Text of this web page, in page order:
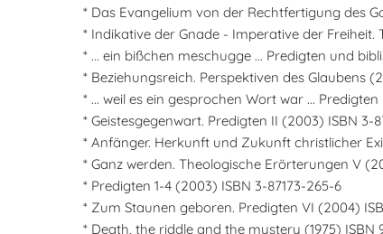
* Das Evangelium von der Rechtfertigung des
* Indikative der Gnade - Imperative der Freiheit.
* ... ein bißchen meschugge ... Predigten und
* Beziehungsreich. Perspektiven des Glaubens
* ... weil es ein gesprochen Wort war ... Predigten
* Geistesgegenwart. Predigten II (2003) ISBN 3-
* Anfänger. Herkunft und Zukunft christlicher
* Ganz werden. Theologische Erörterungen V
* Predigten 1-4 (2003) ISBN 3-87173-265-6
* Zum Staunen geboren. Predigten VI (2004)
* Death, the riddle and the mystery (1975) ISBN